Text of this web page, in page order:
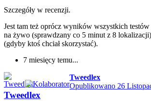
Szczegóły w recenzji.
Jest tam też oprócz wyników wszystkich testów
na żywo (sprawdzany co 5 minut z 8
(gdyby ktoś chciał skorzystać).
7 miesięcy temu...
Tweedlex
Opublikowano 26
Tweedlex